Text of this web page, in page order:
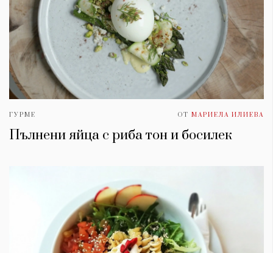
ГУРМЕ ОТ МАРИЕЛА ИЛИЕВА
Пълнени яйца с риба тон и босилек